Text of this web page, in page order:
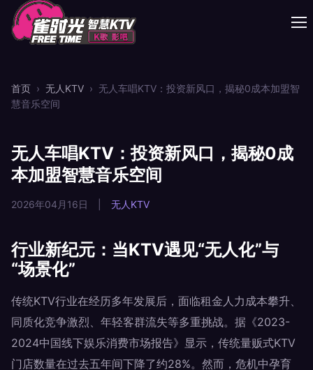
首页 › 无人KTV › 无人车唱KTV：投资新风口，揭秘0成本加盟智
慧音乐空间
无人车唱KTV：投资新风口，揭秘0成
本加盟智慧音乐空间
2026年04月16日 无人KTV
行业新纪元：当KTV遇见“无人化”与
“场景化”
传统KTV行业在经历多年发展后，面临租金人力成本攀升、
同质化竞争激烈、年轻客群流失等多重挑战。据《2023-
2024中国线下娱乐消费市场报告》显示，传统量贩式KTV
门店数量在过去五年间下降了约28%。然而，危机中孕育